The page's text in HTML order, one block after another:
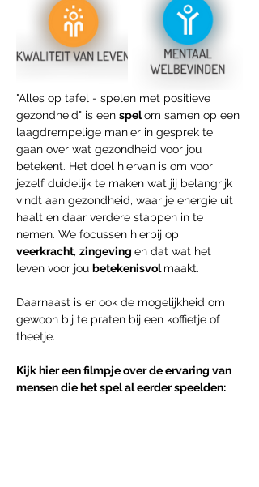
"Alles op tafel - spelen met positieve
gezondheid" is een spel om samen op een
laagdrempelige manier in gesprek te
gaan over wat gezondheid voor jou
betekent. Het doel hiervan is om voor
jezelf duidelijk te maken wat jij belangrijk
vindt aan gezondheid, waar je energie uit
haalt en daar verdere stappen in te
nemen. We focussen hierbij op
veerkracht, zingeving en dat wat het
leven voor jou betekenisvol maakt.
Daarnaast is er ook de mogelijkheid om
gewoon bij te praten bij een koffietje of
theetje.
Kijk hier een filmpje over de ervaring van
mensen die het spel al eerder speelden: